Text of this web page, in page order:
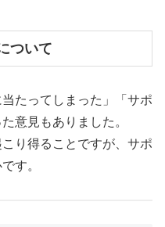
ついて
たってしまった」「サポ
意見もありました。
り得ることですが、サポ
す。